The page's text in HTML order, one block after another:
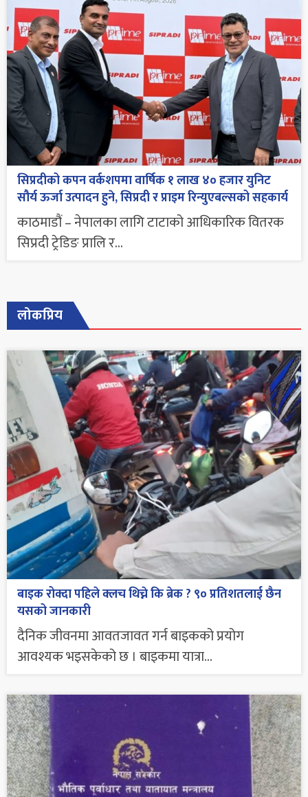
सिप्रदीको कपन वर्कशपमा वार्षिक १ लाख ४० हजार युनिट
सौर्य ऊर्जा उत्पादन हुने, सिप्रदी र प्राइम रिन्युएबल्सको सहकार्य
काठमाडौं – नेपालका लागि टाटाको आधिकारिक वितरक
सिप्रदी ट्रेडिङ प्रालि र...
लोकप्रिय
बाइक रोक्दा पहिले क्लच थिच्ने कि ब्रेक ? ९० प्रतिशतलाई छैन
यसको जानकारी
दैनिक जीवनमा आवतजावत गर्न बाइकको प्रयोग
आवश्यक भइसकेको छ । बाइकमा यात्रा...